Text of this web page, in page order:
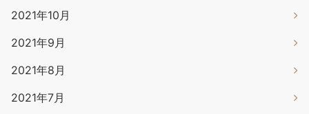
2021年10月
2021年9月
2021年8月
2021年7月